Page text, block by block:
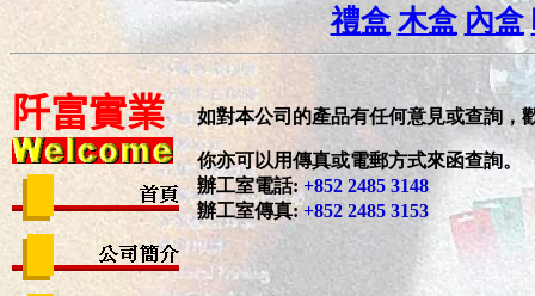
禮盒 木盒 內盒
阡富實業 如對本公司的產品有任何意見或查詢，
你亦可以用傳真或電郵方式來函查詢。
辦工室電話: +852 2485 3148
辦工室傳真:+852 2485 3153